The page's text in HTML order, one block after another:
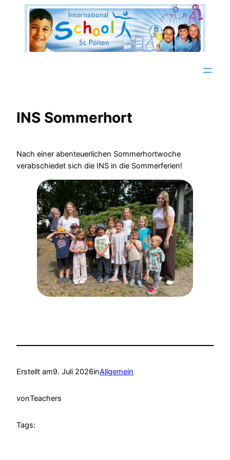
springen
INS Sommerhort
Nach einer abenteuerlichen Sommerhortwoche
verabschiedet sich die INS in die Sommerferien!
Erstellt am9. Juli 2026inAllgemein
vonTeachers
Tags: